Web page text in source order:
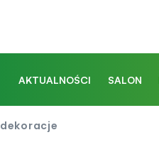
AKTUALNOŚCI SALON
dekoracje